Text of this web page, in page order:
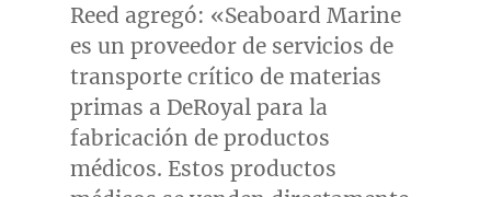
Reed agregó: «Seaboard Marine
es un proveedor de servicios de
transporte crítico de materias
primas a DeRoyal para la
fabricación de productos
médicos. Estos productos